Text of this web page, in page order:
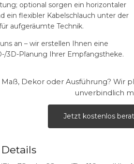
optional sorgen ein horizontaler
ein flexibler Kabelschlauch unter der
aufgeräumte Technik.
an – wir erstellen Ihnen eine
3D-Planung Ihrer Empfangstheke.
Maß, Dekor oder Ausführung? Wir
unverbindlich
Jetzt kostenlos